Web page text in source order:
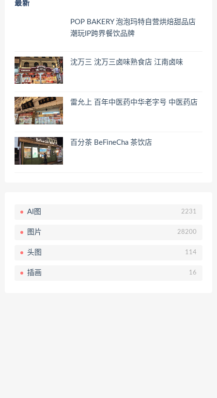
最新
POP BAKERY 泡泡玛特自营烘焙甜品店
潮玩IP跨界餐饮品牌
沈万三 沈万三卤味熟食店 江南卤味
雷允上 百年中医药中华老字号 中医药店
百分茶 BeFineCha 茶饮店
AI图 2231
图片 28200
头图 114
插画 16